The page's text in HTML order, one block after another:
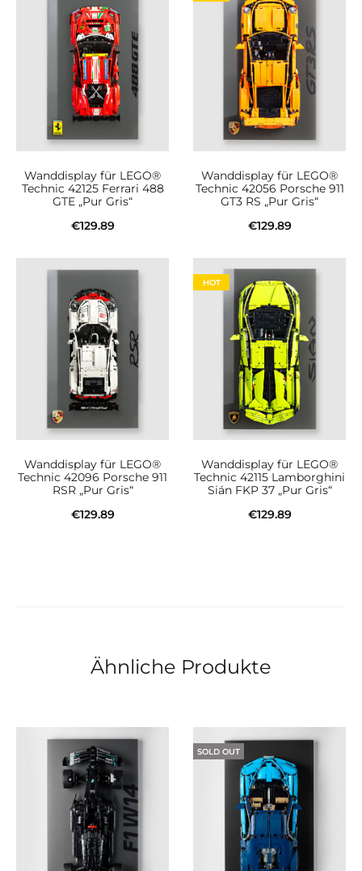
Wanddisplay für LEGO®
Technic 42125 Ferrari 488
GTE „Pur Gris“
€129.89
Wanddisplay für LEGO®
Technic 42056 Porsche 911
GT3 RS „Pur Gris“
€129.89
Wanddisplay für LEGO®
Technic 42096 Porsche 911
RSR „Pur Gris“
€129.89
HOT
Wanddisplay für LEGO®
Technic 42115 Lamborghini
Sián FKP 37 „Pur Gris“
€129.89
Ähnliche Produkte
SOLD OUT